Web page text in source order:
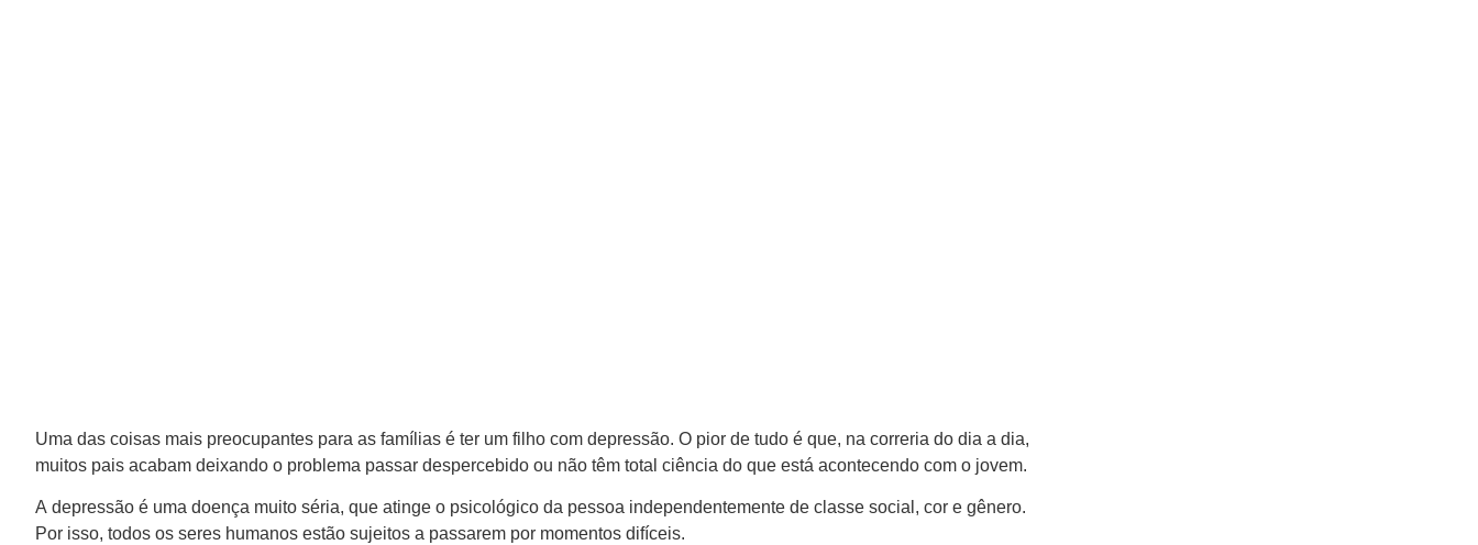
Uma das coisas mais preocupantes para as famílias é ter um filho com depressão. O pior de tudo é que, na correria do dia a dia,
muitos pais acabam deixando o problema passar despercebido ou não têm total ciência do que está acontecendo com o jovem.
A depressão é uma doença muito séria, que atinge o psicológico da pessoa independentemente de classe social, cor e gênero.
Por isso, todos os seres humanos estão sujeitos a passarem por momentos difíceis.